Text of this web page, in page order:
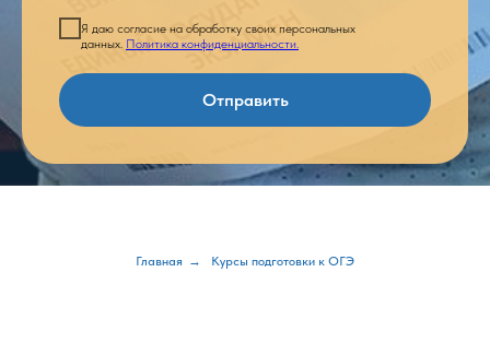
Я даю согласие на обработку своих персональных
данных. Политика конфиденциальности.
Отправить
Главная → Курсы подготовки к ОГЭ